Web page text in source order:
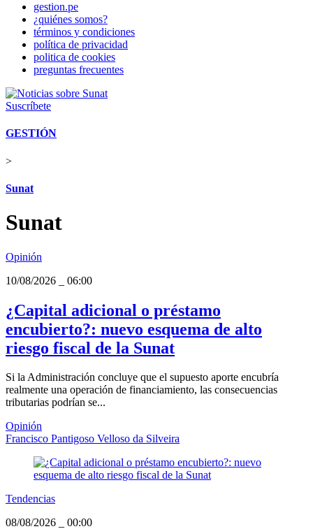
gestion.pe
¿quiénes somos?
términos y condiciones
política de privacidad
politica de cookies
preguntas frecuentes
Suscríbete
GESTIÓN
>
Sunat
Sunat
Opinión
10/08/2026
06:00
¿Capital adicional o préstamo
encubierto?: nuevo esquema de alto
riesgo fiscal de la Sunat
Si la Administración concluye que el supuesto aporte encubría
realmente una operación de financiamiento, las consecuencias
tributarias podrían se...
Opinión
Francisco Pantigoso Velloso da Silveira
Tendencias
08/08/2026
00:00